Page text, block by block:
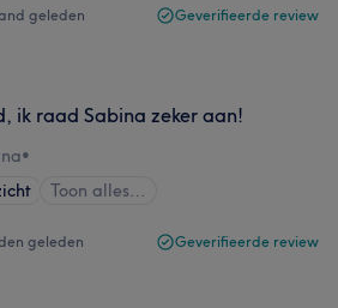
geleden Geverifieerde review
ik raad Sabina zeker aan!
•
Toon alles…
geleden Geverifieerde review